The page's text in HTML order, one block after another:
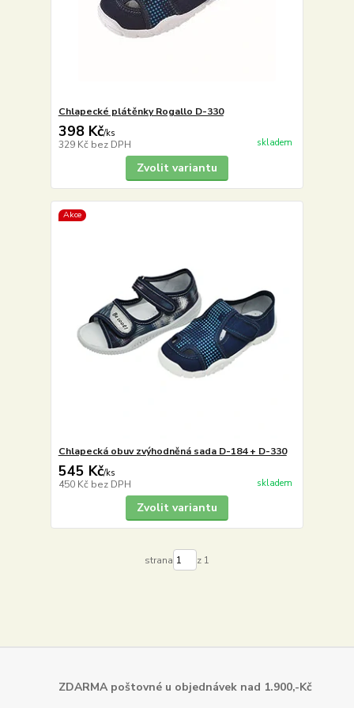
Chlapecké plátěnky Rogallo D-330
398 Kč/ks
329 Kč bez DPH skladem
Zvolit variantu
Akce
Chlapecká obuv zvýhodněná sada D-184 + D-330
545 Kč/ks
450 Kč bez DPH skladem
Zvolit variantu
strana z 1
ZDARMA poštovné u objednáveknad 1.900,-Kč